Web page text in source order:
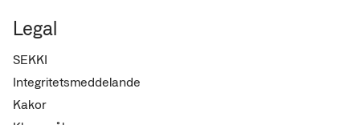
Legal
SEKKI
Integritetsmeddelande
Kakor